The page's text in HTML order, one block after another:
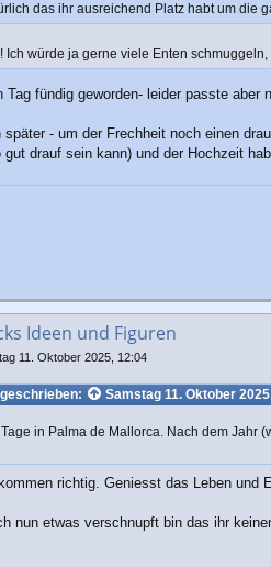
das ihr ausreichend Platz habt um die
Ich würde ja gerne viele Enten
Tag fündig geworden- leider passte
später - um der Frechheit noch einen
drauf sein kann) und der Hochzeit
Ideen und Figuren
11. Oktober 2025, 12:04
Samstag 11. Oktober
in Palma de Mallorca. Nach dem Jahr
richtig. Geniesst das Leben und
nun etwas verschnupft bin das ihr